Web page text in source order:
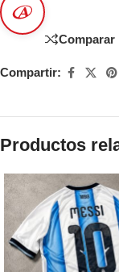
Comparar
Compartir:
Productos